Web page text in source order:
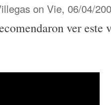
on Vie, 06/04/
ver